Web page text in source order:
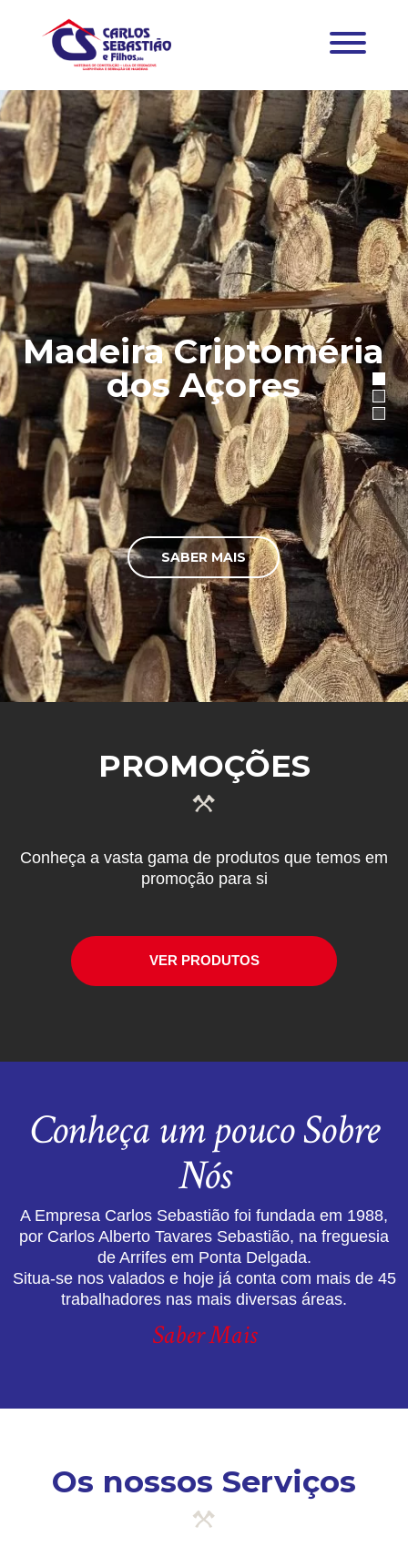
Madeira Criptoméria
dos Açores
SABER MAIS
PROMOÇÕES
Conheça a vasta gama de produtos que temos em
promoção para si
VER PRODUTOS
Conheça um pouco Sobre
Nós
A Empresa Carlos Sebastião foi fundada em 1988,
por Carlos Alberto Tavares Sebastião, na freguesia
de Arrifes em Ponta Delgada.
Situa-se nos valados e hoje já conta com mais de 45
trabalhadores nas mais diversas áreas.
Saber Mais
Os nossos Serviços